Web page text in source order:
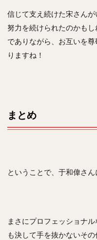
信じて支え続けた宋さん
努力を続けられたのかも
でありながら、お互いを
りますね！
まとめ
ということで、于和偉さん
まさにプロフェッショナ
も決して手を抜かないそ